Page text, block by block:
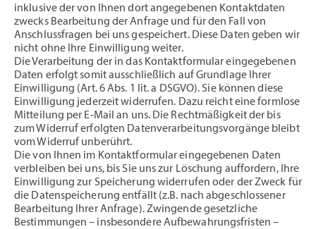
inklusive der von Ihnen dort angegebenen Kontaktdaten
zwecks Bearbeitung der Anfrage und für den Fall von
Anschlussfragen bei uns gespeichert. Diese Daten geben wir
nicht ohne Ihre Einwilligung weiter.
Die Verarbeitung der in das Kontaktformular eingegebenen
Daten erfolgt somit ausschließlich auf Grundlage Ihrer
Einwilligung (Art. 6 Abs. 1 lit. a DSGVO). Sie können diese
Einwilligung jederzeit widerrufen. Dazu reicht eine formlose
Mitteilung per E-Mail an uns. Die Rechtmäßigkeit der bis
zum Widerruf erfolgten Datenverarbeitungsvorgänge bleibt
vom Widerruf unberührt.
Die von Ihnen im Kontaktformular eingegebenen Daten
verbleiben bei uns, bis Sie uns zur Löschung auffordern, Ihre
Einwilligung zur Speicherung widerrufen oder der Zweck für
die Datenspeicherung entfällt (z.B. nach abgeschlossener
Bearbeitung Ihrer Anfrage). Zwingende gesetzliche
Bestimmungen – insbesondere Aufbewahrungsfristen –